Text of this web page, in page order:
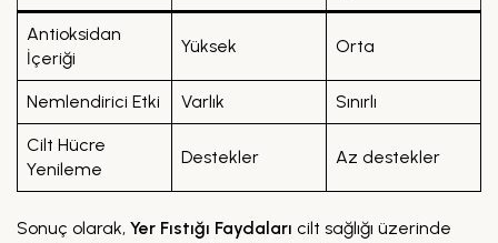
Antioksidan
İçeriği
Yüksek Orta
Nemlendirici Etki Varlık Sınırlı
Cilt Hücre
Yenileme
Destekler Az destekler
Sonuç olarak, Yer Fıstığı Faydaları cilt sağlığı üzerinde